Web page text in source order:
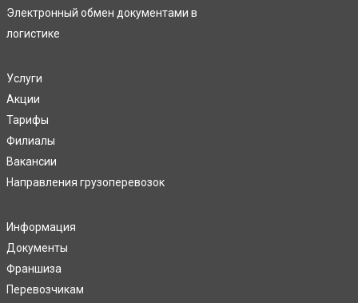
Электронный обмен документами в
логистике
Услуги
Акции
Тарифы
Филиалы
Вакансии
Направления грузоперевозок
Информация
Документы
Франшиза
Перевозчикам